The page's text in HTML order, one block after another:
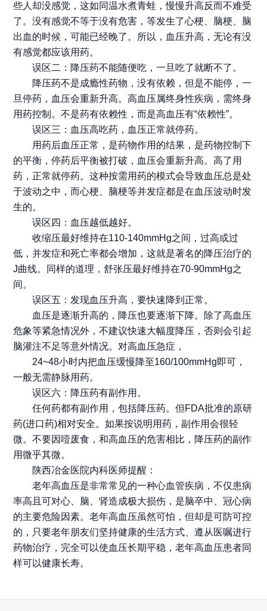
些人却没感觉，这如同温水煮青蛙，慢慢升高反而不难受
了。没有感觉不等于没有危害，等发生了心梗、脑梗、脑
出血的时候，可能已经晚了。所以，血压升高，无论有没
有感觉都应该用药。
误区二：降压药不能随便吃，一旦吃了就断不了。
降压药不是成瘾性药物，没有依赖，但是不能停，一
旦停药，血压会重新升高。高血压属终身性疾病，需终身
用药控制。不是药有依赖性，而是高血压有“依赖性”。
误区三：血压高吃药，血压正常就停药。
用药后血压正常，是药物作用的结果，是药物控制下
的平衡，停药后平衡被打破，血压会重新升高。高了用
药，正常就停药。这种按需用药的模式会导致血压总是处
于波动之中，而心梗、脑梗等并发症都是在血压波动时发
生的。
误区四：血压越低越好。
收缩压最好维持在110-140mmHg之间，过高或过
低，并发症和死亡率都会增加，这就是著名的降压治疗的
J曲线。同样的道理，舒张压最好维持在70-90mmHg之
间。
误区五：发现血压升高，要快速降到正常。
血压是逐渐升高的，降压也要逐渐下降。除了高血压
危象等紧急情况外，不建议快速大幅度降压，否则会引起
脑灌注不足等意外情况。对高血压急症，
24~48小时内把血压缓慢降至160/100mmHg即可，
一般无需静脉用药。
误区六：降压药有副作用。
任何药都有副作用，包括降压药。但FDA批准的原研
药(进口药)相对安全。如果按说明用药，副作用会很轻
微。不要因噎废食，和高血压的危害相比，降压药的副作
用微乎其微。
陕西冶金医院内科医师提醒：
老年高血压是非常常见的一种心血管疾病，不仅患病
率高且可对心、脑、肾造成极大损伤，是脑卒中、冠心病
的主要危险因素。老年高血压虽然可怕，但却是可防可控
的，只要老年朋友们坚持健康的生活方式、遵从医嘱进行
药物治疗，完全可以使血压长期平稳，老年高血压患者同
样可以健康长寿。